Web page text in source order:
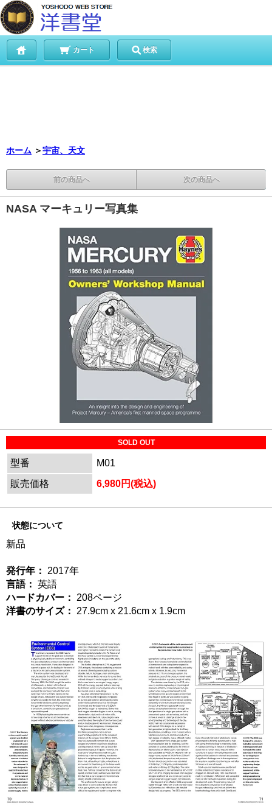
カート 検索
ホーム ＞宇宙、天文
前の商品へ 次の商品へ
NASA マーキュリー写真集
SOLD OUT
型番
M01
販売価格
6,980円(税込)
状態について
新品
発行年：
2017年
言語： 英語
ハードカバー：
208ページ
洋書のサイズ：
27.9cm x 21.6cm x 1.9cm